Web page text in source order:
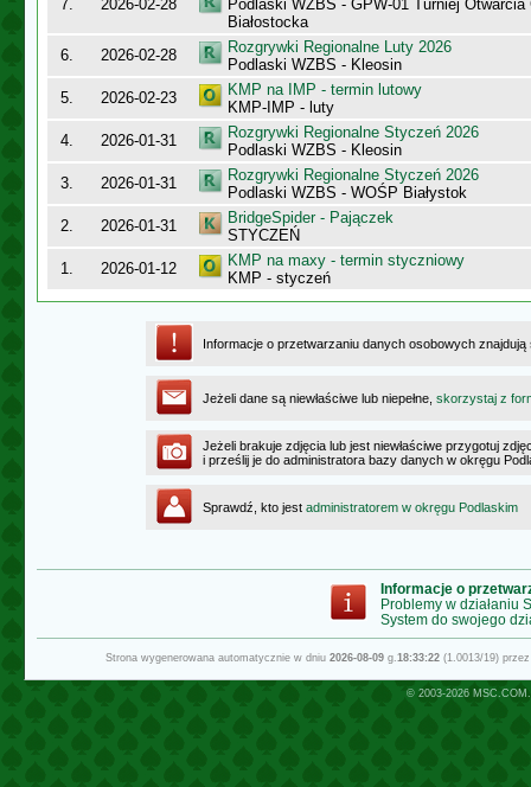
7. 2026-02-28
Podlaski WZBS - GPW-01 Turniej Otwarcia
Białostocka
6.
2026-02-28
Rozgrywki Regionalne Luty 2026
Podlaski WZBS - Kleosin
5.
2026-02-23
KMP na IMP - termin lutowy
KMP-IMP - luty
4.
2026-01-31
Rozgrywki Regionalne Styczeń 2026
Podlaski WZBS - Kleosin
3.
2026-01-31
Rozgrywki Regionalne Styczeń 2026
Podlaski WZBS - WOŚP Białystok
2.
2026-01-31
BridgeSpider - Pajączek
STYCZEŃ
1.
2026-01-12
KMP na maxy - termin styczniowy
KMP - styczeń
Informacje o przetwarzaniu danych osobowych
Jeżeli dane są niewłaściwe lub niepełne, skorzystaj z
Jeżeli brakuje zdjęcia lub jest niewłaściwe przygotuj
i prześlij je do administratora bazy danych w okręgu
Sprawdź, kto jest administratorem w okręgu Podlaskim
Informacje o
Problemy w działaniu
System do swojego
Strona wygenerowana automatycznie w dniu 2026-08-09g.18:33:22(1.0013/19)
© 2003-2026